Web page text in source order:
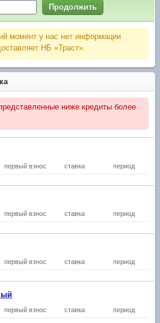
Продолжить
момент у нас нет информации
НБ «Траст».
ниже кредиты более
первый взнос ставка период
первый взнос ставка период
первый взнос ставка период
первый взнос ставка период